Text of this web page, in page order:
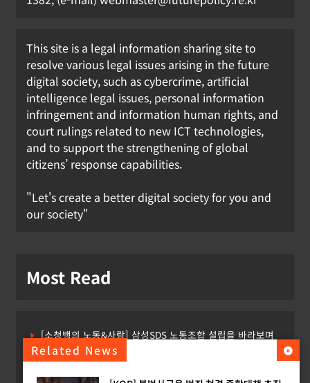
Related News
This site is a legal information sharing site to
resolve various legal issues arising in the future
digital society, such as cybercrime, artificial
intelligence legal issues, personal information
infringement and information human rights, and
court rulings related to new ICT technologies,
and to support the strengthening of global
citizens’ response capabilities.
"Let's create a better digital society for you and
our society"
Most Read
[소청백의 노동&사람] 삼성SDS 노동조합 설립을 바라보며
[Russia] 텔레그램 설립자 파벨 두로프 기소